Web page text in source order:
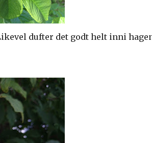
dufter det godt helt inni